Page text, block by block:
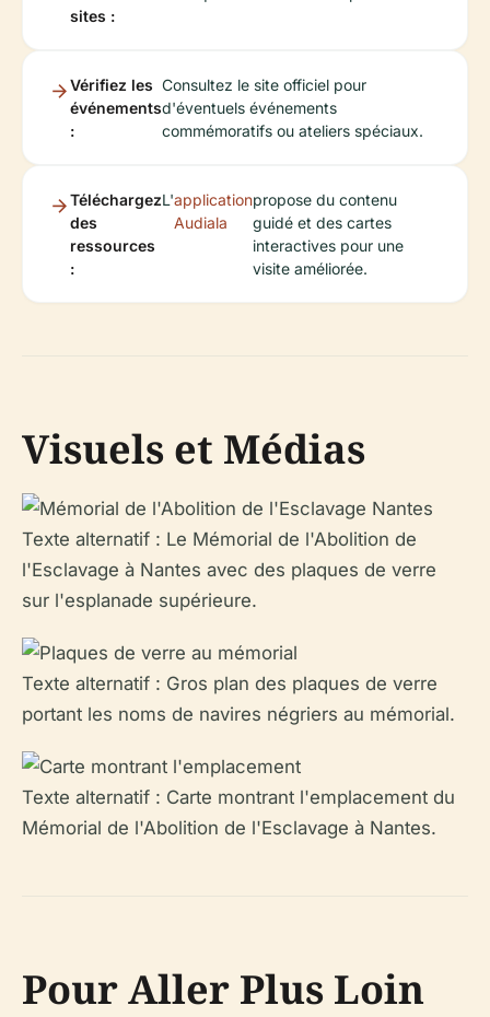
sites :
Vérifiez les
événements
:
Consultez le site officiel pour
d'éventuels événements
commémoratifs ou ateliers spéciaux.
Téléchargez
des
ressources
:
L'application
Audiala
propose du contenu
guidé et des cartes
interactives pour une
visite améliorée.
Visuels et Médias
Texte alternatif : Le Mémorial de l'Abolition de
l'Esclavage à Nantes avec des plaques de verre
sur l'esplanade supérieure.
Texte alternatif : Gros plan des plaques de verre
portant les noms de navires négriers au mémorial.
Texte alternatif : Carte montrant l'emplacement du
Mémorial de l'Abolition de l'Esclavage à Nantes.
Pour Aller Plus Loin